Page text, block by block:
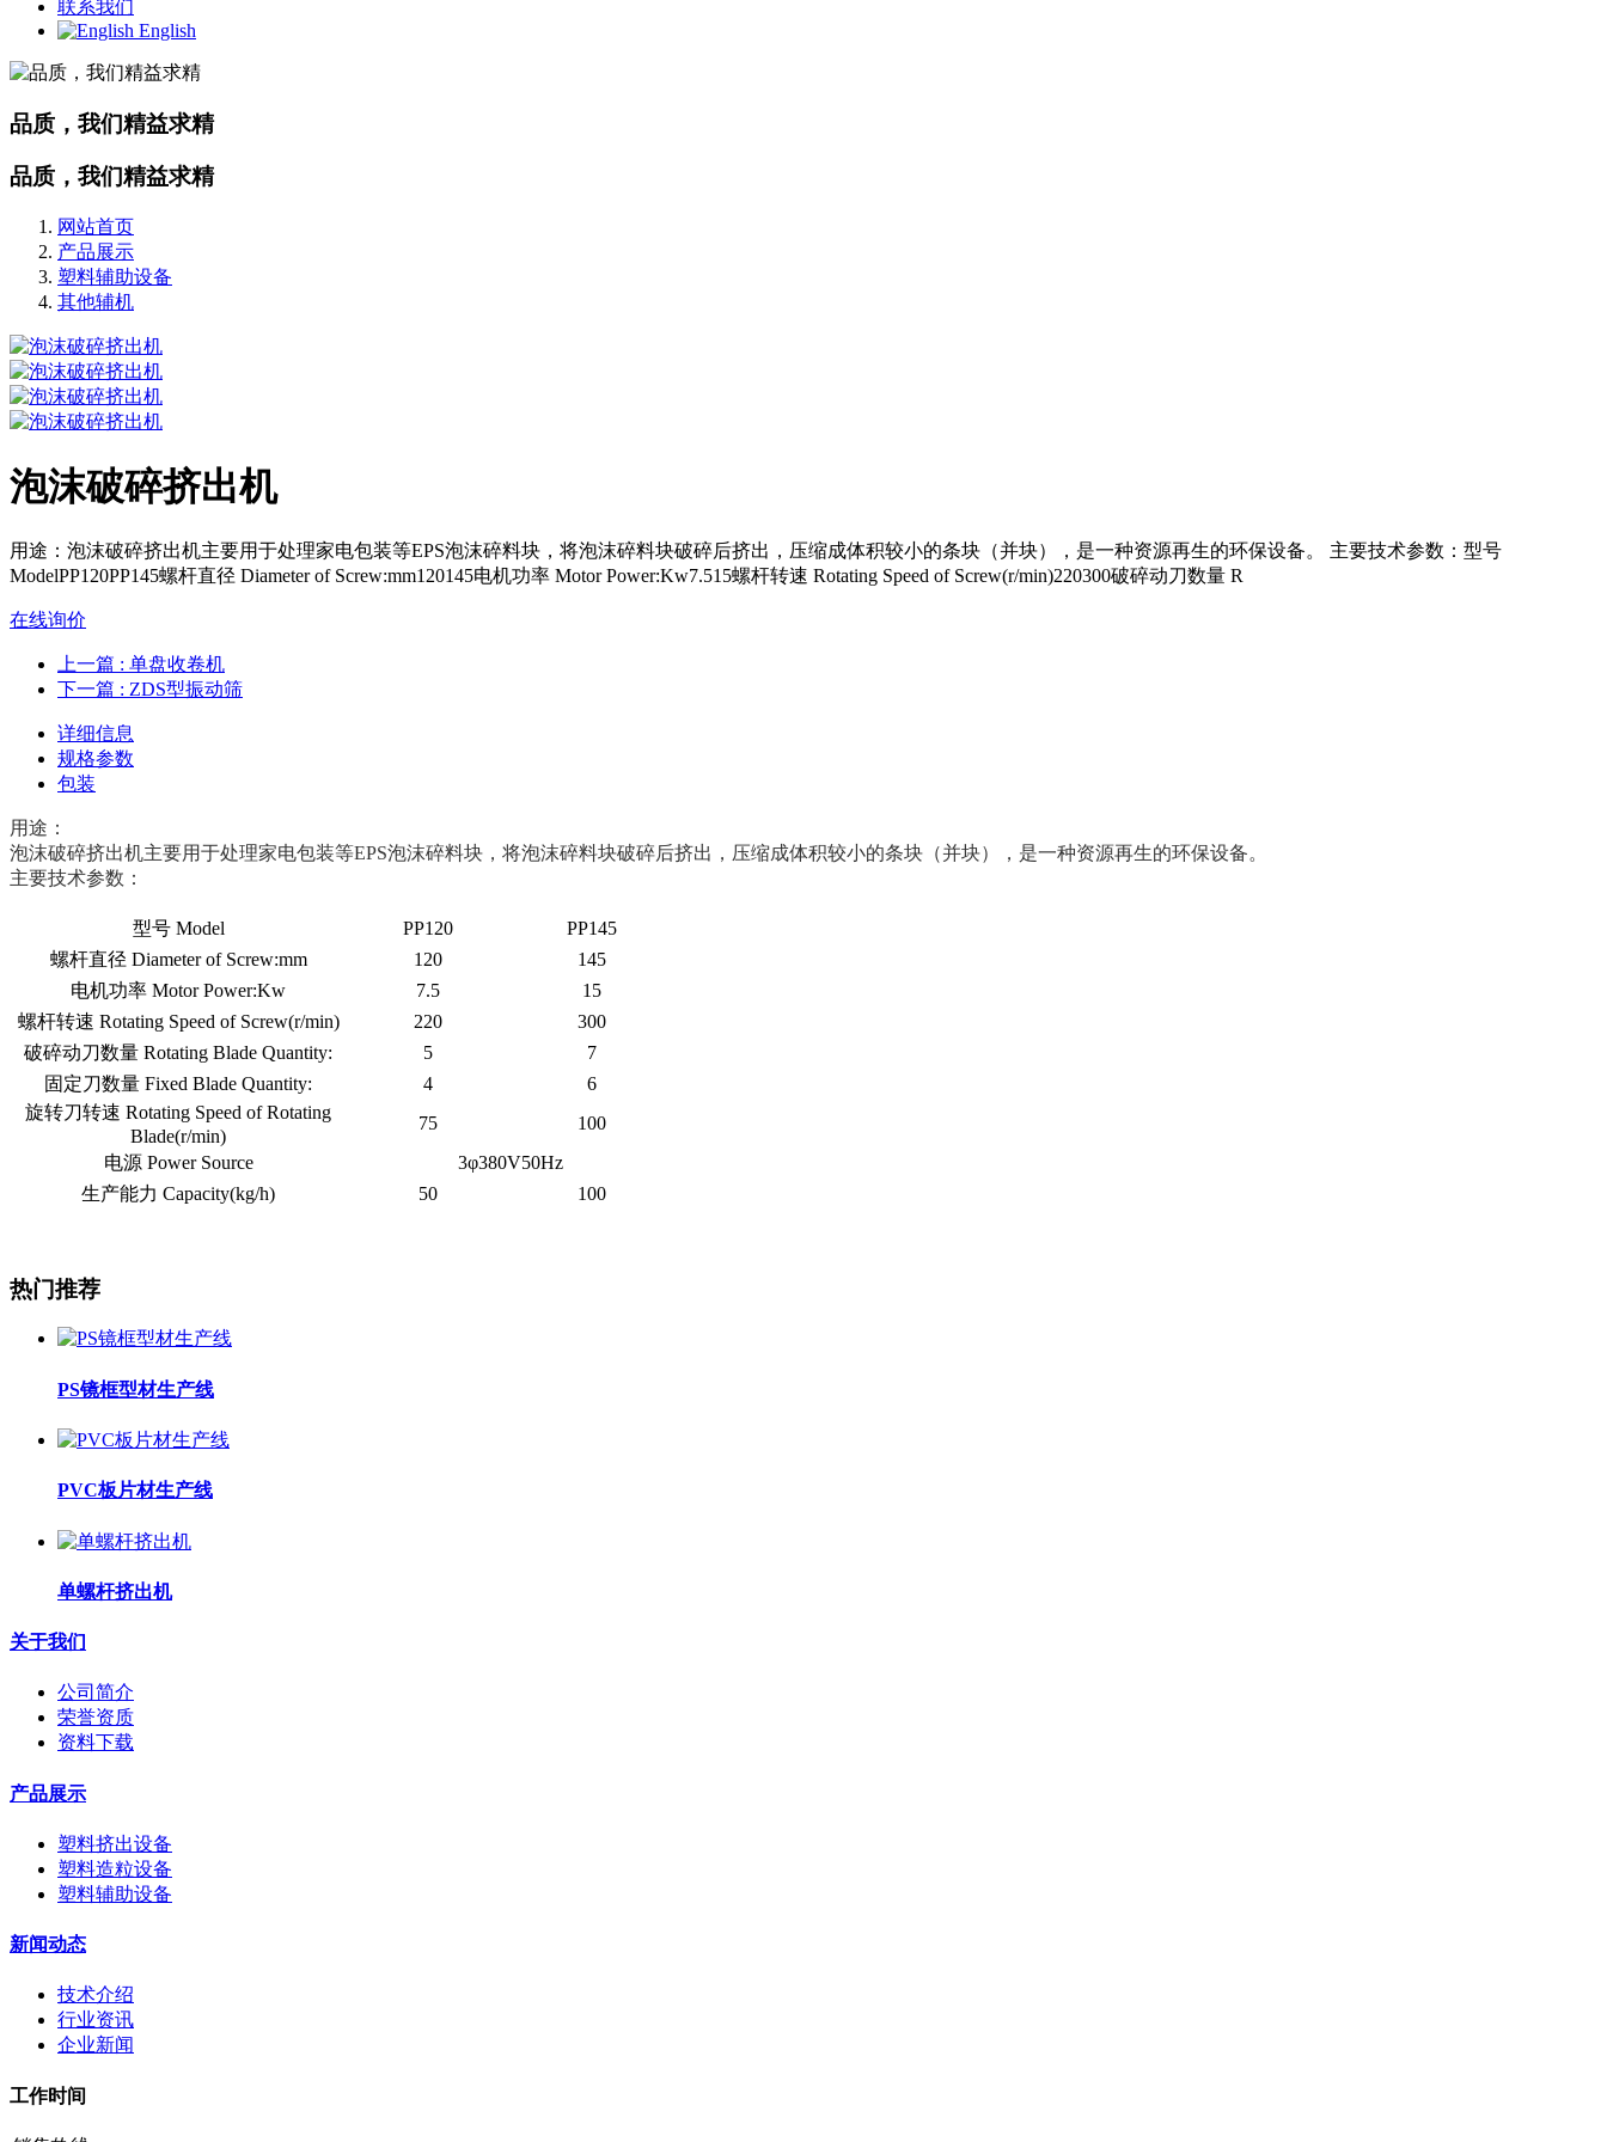
联系我们
English
品质，我们精益求精
品质，我们精益求精
网站首页
产品展示
塑料辅助设备
其他辅机
泡沫破碎挤出机
用途：泡沫破碎挤出机主要用于处理家电包装等EPS泡沫碎料块，将泡沫碎料块破碎后挤出，压缩成体积较小的条块（并块），是一种资源再生的环保设备。 主要技术参数：型号
ModelPP120PP145螺杆直径 Diameter of Screw:mm120145电机功率 Motor Power:Kw7.515螺杆转速 Rotating Speed of Screw(r/min)220300破碎动刀数量 R
在线询价
上一篇 : 单盘收卷机
下一篇 : ZDS型振动筛
详细信息
规格参数
包装
用途：
泡沫破碎挤出机主要用于处理家电包装等EPS泡沫碎料块，将泡沫碎料块破碎后挤出，压缩成体积较小的条块（并块），是一种资源再生的环保设备。
主要技术参数：
型号 Model PP120
PP145
螺杆直径 Diameter of Screw:mm
120
145
电机功率 Motor Power:Kw
7.5
15
螺杆转速 Rotating Speed of Screw(r/min)
220
300
破碎动刀数量 Rotating Blade Quantity:
5
7
固定刀数量 Fixed Blade Quantity:
4
6
旋转刀转速 Rotating Speed of Rotating
Blade(r/min)
75
100
电源 Power Source
3φ380V50Hz
生产能力 Capacity(kg/h)
50 100
热门推荐
PS镜框型材生产线
PVC板片材生产线
单螺杆挤出机
关于我们
公司简介
荣誉资质
资料下载
产品展示
塑料挤出设备
塑料造粒设备
塑料辅助设备
新闻动态
技术介绍
行业资讯
企业新闻
工作时间